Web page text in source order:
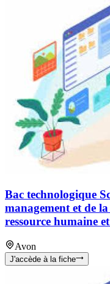
Bac technologique
management et de
ressource humaine
Avon
J'accède à la fiche